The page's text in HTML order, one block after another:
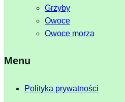
Grzyby
Owoce
Owoce morza
Menu
Polityka prywatności